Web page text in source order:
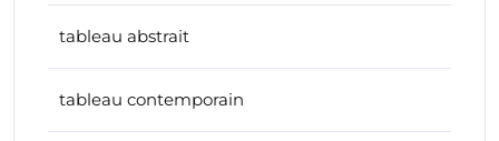
tableau abstrait
tableau contemporain